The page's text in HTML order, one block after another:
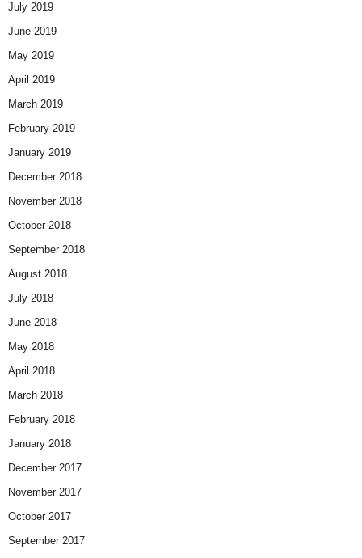
July 2019
June 2019
May 2019
April 2019
March 2019
February 2019
January 2019
December 2018
November 2018
October 2018
September 2018
August 2018
July 2018
June 2018
May 2018
April 2018
March 2018
February 2018
January 2018
December 2017
November 2017
October 2017
September 2017